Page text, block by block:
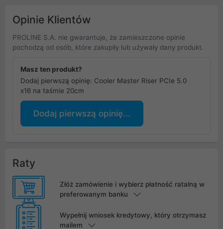
Opinie Klientów
PROLINE S.A. nie gwarantuje, że zamieszczone opinie
pochodzą od osób, które zakupiły lub używały dany produkt.
Masz ten produkt?
Dodaj pierwszą opinię: Cooler Master Riser PCIe 5.0
x16 na taśmie 20cm
Dodaj pierwszą opinię...
Raty
Złóż zamówienie i wybierz płatność ratalną w
preferowanym banku
Wypełnij wniosek kredytowy, który otrzymasz
mailem